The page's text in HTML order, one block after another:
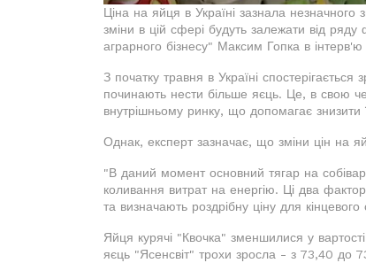
Ціна на яйця в Україні зазнала
зміни в цій сфері будуть залежати від ряду
аграрного бізнесу" Максим Гопка в
З початку травня в Україні
починають нести більше яєць. Це, в свою
внутрішньому ринку, що допомагає знизити
Однак, експерт зазначає, що зміни цін на
"В даний момент основний тягар на
коливання витрат на енергію. Ці два
та визначають роздрібну ціну для
Яйця курячі "Квочка" зменшилися у
яєць "Ясенсвіт" трохи зросла - з 73,40 до